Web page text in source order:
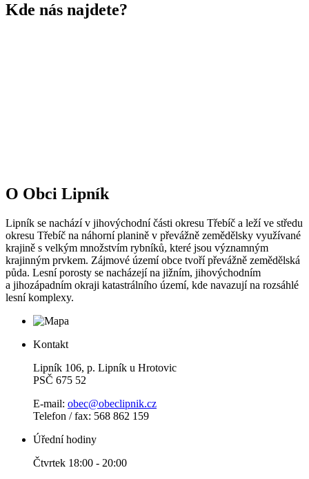
Kde nás najdete?
O Obci Lipník
Lipník se nachází v jihovýchodní části okresu Třebíč a leží ve středu
okresu Třebíč na náhorní planině v převážně zemědělsky využívané
krajině s velkým množstvím rybníků, které jsou významným
krajinným prvkem. Zájmové území obce tvoří převážně zemědělská
půda. Lesní porosty se nacházejí na jižním, jihovýchodním
a jihozápadním okraji katastrálního území, kde navazují na rozsáhlé
lesní komplexy.
Kontakt
Lipník 106, p. Lipník u Hrotovic
PSČ 675 52
E-mail: obec@obeclipnik.cz
Telefon / fax: 568 862 159
Úřední hodiny
Čtvrtek 18:00 - 20:00